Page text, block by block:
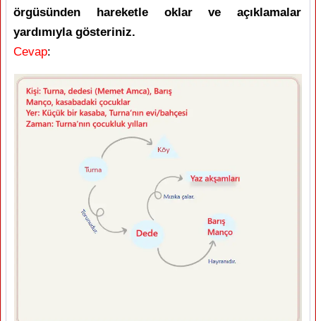
örgüsünden hareketle oklar ve açıklamalar
yardımıyla gösteriniz.
Cevap: